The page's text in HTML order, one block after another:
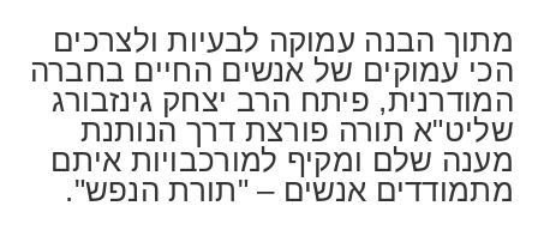
מתוך הבנה עמוקה לבעיות ולצרכים
הכי עמוקים של אנשים החיים בחברה
המודרנית, פיתח הרב יצחק גינזבורג
שליט"א תורה פורצת דרך הנותנת
מענה שלם ומקיף למורכבויות איתם
מתמודדים אנשים – "תורת הנפש".